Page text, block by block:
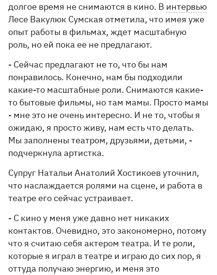
долгое время не снимаются в кино. В интервью
Лесе Вакулюк Сумская отметила, что имея уже
опыт работы в фильмах, ждет масштабную
роль, но ей пока ее не предлагают.
- Сейчас предлагают не то, что бы нам
понравилось. Конечно, нам бы подходили
какие-то масштабные роли. Снимаются какие-
то бытовые фильмы, но там мамы. Просто мамы
- мне это не очень интересно. И не то, чтобы я
ожидаю, я просто живу, нам есть что делать.
Мы заполнены театром, друзьями, детьми, -
подчеркнула артистка.
Супруг Натальи Анатолий Хостикоев уточнил,
что наслаждается ролями на сцене, и работа в
театре его сейчас устраивает.
- С кино у меня уже давно нет никаких
контактов. Очевидно, это закономерно, потому
что я считаю себя актером театра. И те роли,
которые я играл в театре и играю до сих пор, я
оттуда получаю энергию, и меня это